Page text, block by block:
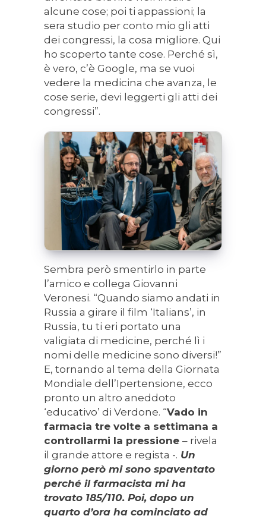
alcune cose; poi ti appassioni; la
sera studio per conto mio gli atti
dei congressi, la cosa migliore. Qui
ho scoperto tante cose. Perché sì,
è vero, c’è Google, ma se vuoi
vedere la medicina che avanza, le
cose serie, devi leggerti gli atti dei
congressi”.
Sembra però smentirlo in parte
l’amico e collega Giovanni
Veronesi. “Quando siamo andati in
Russia a girare il film ‘Italians’, in
Russia, tu ti eri portato una
valigiata di medicine, perché lì i
nomi delle medicine sono diversi!”
E, tornando al tema della Giornata
Mondiale dell’Ipertensione, ecco
pronto un altro aneddoto
‘educativo’ di Verdone. “Vado in
farmacia tre volte a settimana a
controllarmi la pressione – rivela
il grande attore e regista -. Un
giorno però mi sono spaventato
perché il farmacista mi ha
trovato 185/110. Poi, dopo un
quarto d’ora ha cominciato ad